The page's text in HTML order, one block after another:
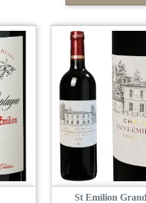
St Emilion